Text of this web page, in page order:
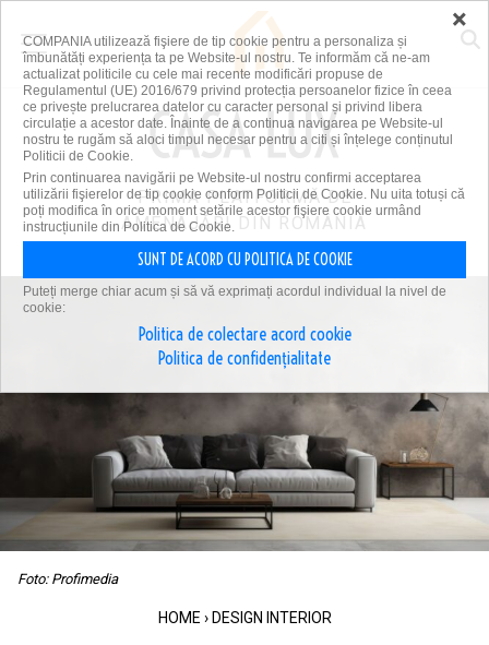
PRIMA PLATFORMĂ DE
AMENAJĂRI DIN ROMÂNIA
Foto: Profimedia
HOME › DESIGN INTERIOR
×
COMPANIA utilizează fişiere de tip cookie pentru a personaliza și
îmbunătăți experiența ta pe Website-ul nostru. Te informăm că ne-am
actualizat politicile cu cele mai recente modificări propuse de
Regulamentul (UE) 2016/679 privind protecția persoanelor fizice în ceea
ce privește prelucrarea datelor cu caracter personal și privind libera
circulație a acestor date. Înainte de a continua navigarea pe Website-ul
nostru te rugăm să aloci timpul necesar pentru a citi și înțelege conținutul
Politicii de Cookie.
Prin continuarea navigării pe Website-ul nostru confirmi acceptarea
utilizării fişierelor de tip cookie conform Politicii de Cookie. Nu uita totuși că
poți modifica în orice moment setările acestor fişiere cookie urmând
instrucțiunile din Politica de Cookie.
SUNT DE ACORD CU POLITICA DE COOKIE
Puteți merge chiar acum și să vă exprimați acordul individual la nivel de
cookie:
Politica de colectare acord cookie
Politica de confidențialitate